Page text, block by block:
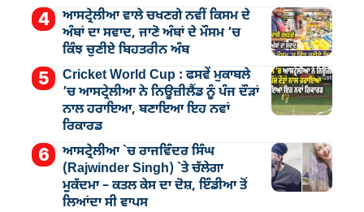
ਆਸਟ੍ਰੇਲੀਆ ਵਾਲੇ ਚਖਣਗੇ ਨਵੀਂ ਕਿਸਮ ਦੇ
ਅੰਬਾਂ ਦਾ ਸਵਾਦ, ਜਾਣੋ ਅੰਬਾਂ ਦੇ ਮੌਸਮ ’ਚ
ਕਿੰਝ ਚੁਣੀਏ ਬਿਹਤਰੀਨ ਅੰਬ
Cricket World Cup : ਫਸਵੇਂ ਮੁਕਾਬਲੇ
’ਚ ਆਸਟ੍ਰੇਲੀਆ ਨੇ ਨਿਊਜ਼ੀਲੈਂਡ ਨੂੰ ਪੰਜ ਦੌੜਾਂ
ਨਾਲ ਹਰਾਇਆ, ਬਣਾਇਆ ਇਹ ਨਵਾਂ
ਰਿਕਾਰਡ
ਆਸਟ੍ਰੇਲੀਆ `ਚ ਰਾਜਵਿੰਦਰ ਸਿੰਘ
(Rajwinder Singh) `ਤੇ ਚੱਲੇਗਾ
ਮੁੁਕੱਦਮਾ – ਕਤਲ ਕੇਸ ਦਾ ਦੋਸ਼, ਇੰਡੀਆ ਤੋਂ
ਲਿਆਂਦਾ ਸੀ ਵਾਪਸ